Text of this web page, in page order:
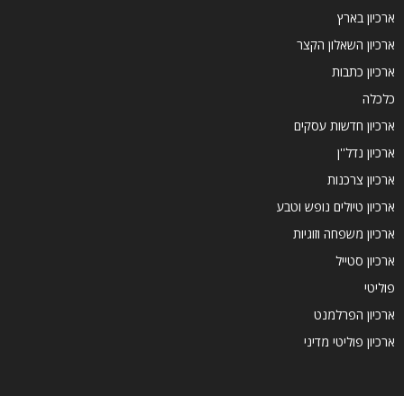
ארכיון בארץ
ארכיון השאלון הקצר
ארכיון כתבות
כלכלה
ארכיון חדשות עסקים
ארכיון נדל''ן
ארכיון צרכנות
ארכיון טיולים נופש וטבע
ארכיון משפחה וזוגיות
ארכיון סטייל
פוליטי
ארכיון הפרלמנט
ארכיון פוליטי מדיני